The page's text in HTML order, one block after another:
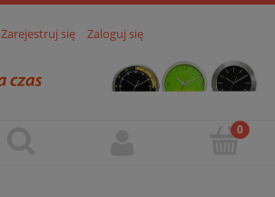
Zarejestruj się Zaloguj się